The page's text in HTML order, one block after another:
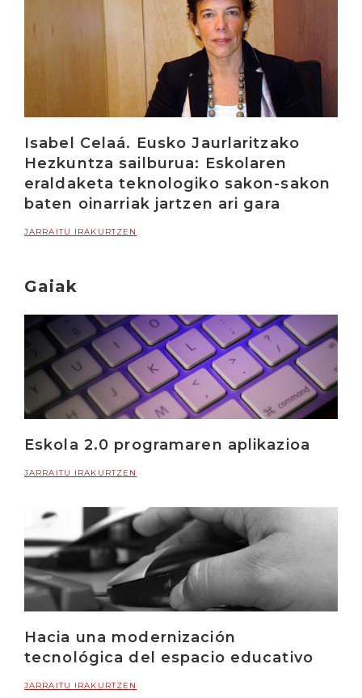
Isabel Celaá. Eusko Jaurlaritzako
Hezkuntza sailburua: Eskolaren
eraldaketa teknologiko sakon-sakon
baten oinarriak jartzen ari gara
JARRAITU IRAKURTZEN
Gaiak
Eskola 2.0 programaren aplikazioa
JARRAITU IRAKURTZEN
Hacia una modernización
tecnológica del espacio educativo
JARRAITU IRAKURTZEN